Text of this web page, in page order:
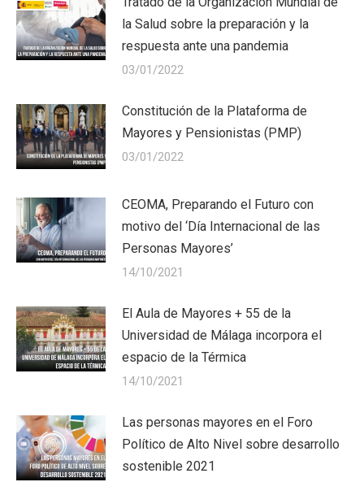
la Salud sobre la preparación y la
respuesta ante una pandemia
03/01/2022
Constitución de la Plataforma de
Mayores y Pensionistas (PMP)
03/01/2022
CEOMA, Preparando el Futuro con
motivo del ‘Día Internacional de las
Personas Mayores’
14/10/2021
El Aula de Mayores + 55 de la
Universidad de Málaga incorpora el
espacio de la Térmica
14/10/2021
Las personas mayores en el Foro
Político de Alto Nivel sobre desarrollo
sostenible 2021